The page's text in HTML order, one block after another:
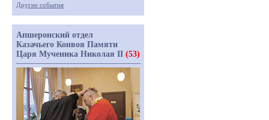
Другие события
Апшеронский отдел
Казачьего Конвоя Памяти
Царя Мученика Николая II (53)